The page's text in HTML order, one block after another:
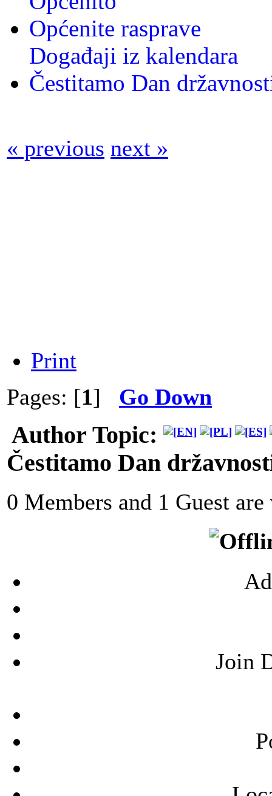
Općenite rasprave
Događaji iz kalendara
Čestitamo Dan
« previous next »
Print
Pages: [1] Go Down
Author Topic:
Čestitamo Dan
0 Members and 1 Guest
Join